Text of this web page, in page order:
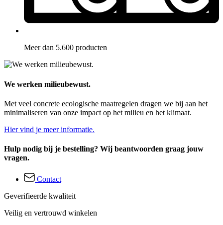
Meer dan 5.600 producten
We werken milieubewust.
Met veel concrete ecologische maatregelen dragen we bij aan het
minimaliseren van onze impact op het milieu en het klimaat.
Hier vind je meer informatie.
Hulp nodig bij je bestelling? Wij beantwoorden graag jouw
vragen.
Contact
Geverifieerde kwaliteit
Veilig en vertrouwd winkelen